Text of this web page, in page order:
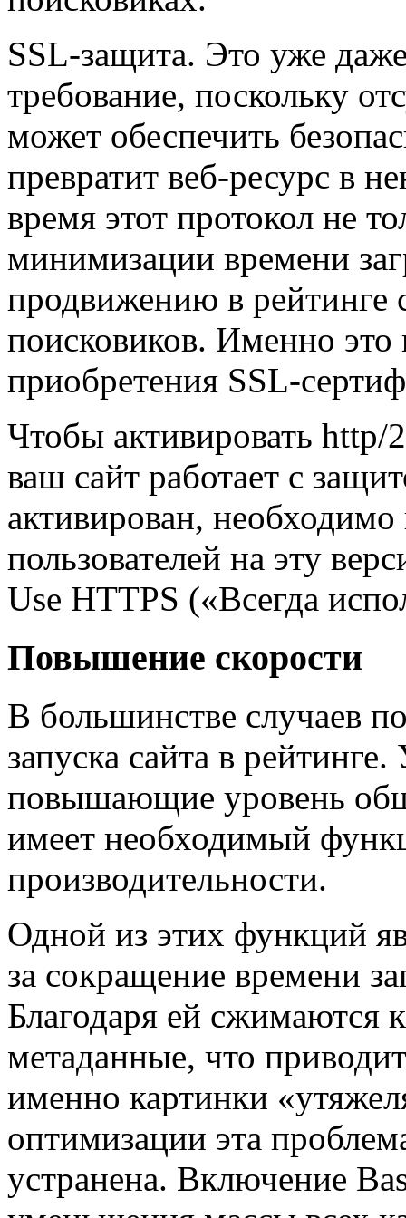
SSL-защита. Это уже даже
требование, поскольку
может обеспечить
превратит веб-ресурс в
время этот протокол не
минимизации времени
продвижению в рейтинге
поисковиков. Именно это
приобретения SSL-
Чтобы активировать http/
ваш сайт работает с
активирован, необходимо
пользователей на эту
Use HTTPS («Всегда
Повышение скорости
В большинстве случаев
запуска сайта в
повышающие уровень
имеет необходимый
производительности.
Одной из этих функций
за сокращение времени
Благодаря ей сжимаются
метаданные, что
именно картинки
оптимизации эта
устранена. Включение